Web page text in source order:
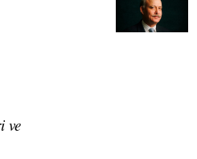
ve